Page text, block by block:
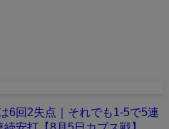
6回2失点｜それでも1-5で5連